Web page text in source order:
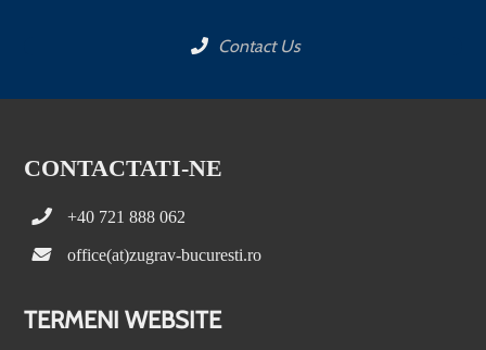
Contact Us
CONTACTATI-NE
+40 721 888 062
office(at)zugrav-bucuresti.ro
TERMENI WEBSITE